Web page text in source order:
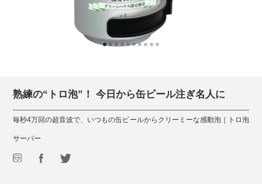
熟練の“トロ泡”！ 今日から缶ビール注ぎ名人に
毎秒4万回の超音波で、いつもの缶ビールからクリーミーな感動泡｜トロ泡
サーバー